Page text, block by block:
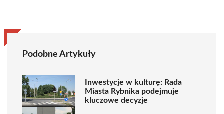
Podobne Artykuły
Inwestycje w kulturę: Rada
Miasta Rybnika podejmuje
kluczowe decyzje